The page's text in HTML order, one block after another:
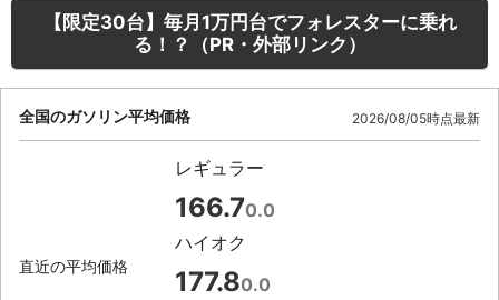
【限定30台】毎月1万円台でフォレスターに乗れ
る！？（PR・外部リンク）
全国のガソリン平均価格 2026/08/05時点最新
直近の平均価格
レギュラー
166.70.0
ハイオク
177.80.0